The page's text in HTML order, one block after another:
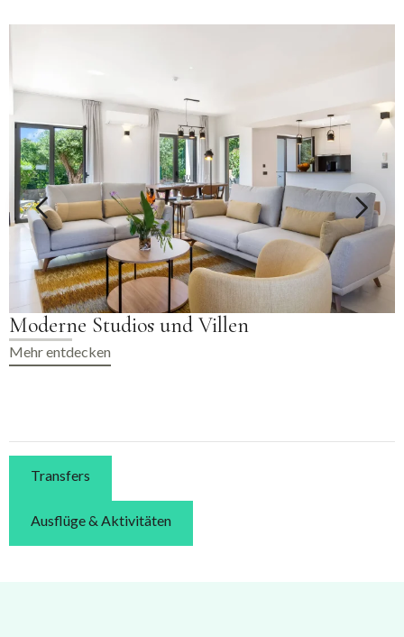
Voll ausgestattete Küchen für einen
unabhängigen Aufenthalt
Transfers
Ausflüge & Aktivitäten